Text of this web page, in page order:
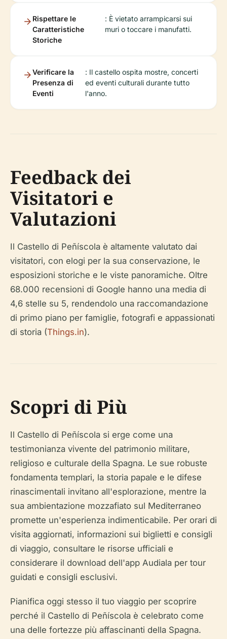
Rispettare le
Caratteristiche
Storiche
: È vietato arrampicarsi sui
muri o toccare i manufatti.
Verificare la
Presenza di
Eventi
: Il castello ospita mostre, concerti
ed eventi culturali durante tutto
l'anno.
Feedback dei
Visitatori e
Valutazioni
Il Castello di Peñíscola è altamente valutato dai
visitatori, con elogi per la sua conservazione, le
esposizioni storiche e le viste panoramiche. Oltre
68.000 recensioni di Google hanno una media di
4,6 stelle su 5, rendendolo una raccomandazione
di primo piano per famiglie, fotografi e appassionati
di storia (Things.in).
Scopri di Più
Il Castello di Peñíscola si erge come una
testimonianza vivente del patrimonio militare,
religioso e culturale della Spagna. Le sue robuste
fondamenta templari, la storia papale e le difese
rinascimentali invitano all'esplorazione, mentre la
sua ambientazione mozzafiato sul Mediterraneo
promette un'esperienza indimenticabile. Per orari di
visita aggiornati, informazioni sui biglietti e consigli
di viaggio, consultare le risorse ufficiali e
considerare il download dell'app Audiala per tour
guidati e consigli esclusivi.
Pianifica oggi stesso il tuo viaggio per scoprire
perché il Castello di Peñíscola è celebrato come
una delle fortezze più affascinanti della Spagna.